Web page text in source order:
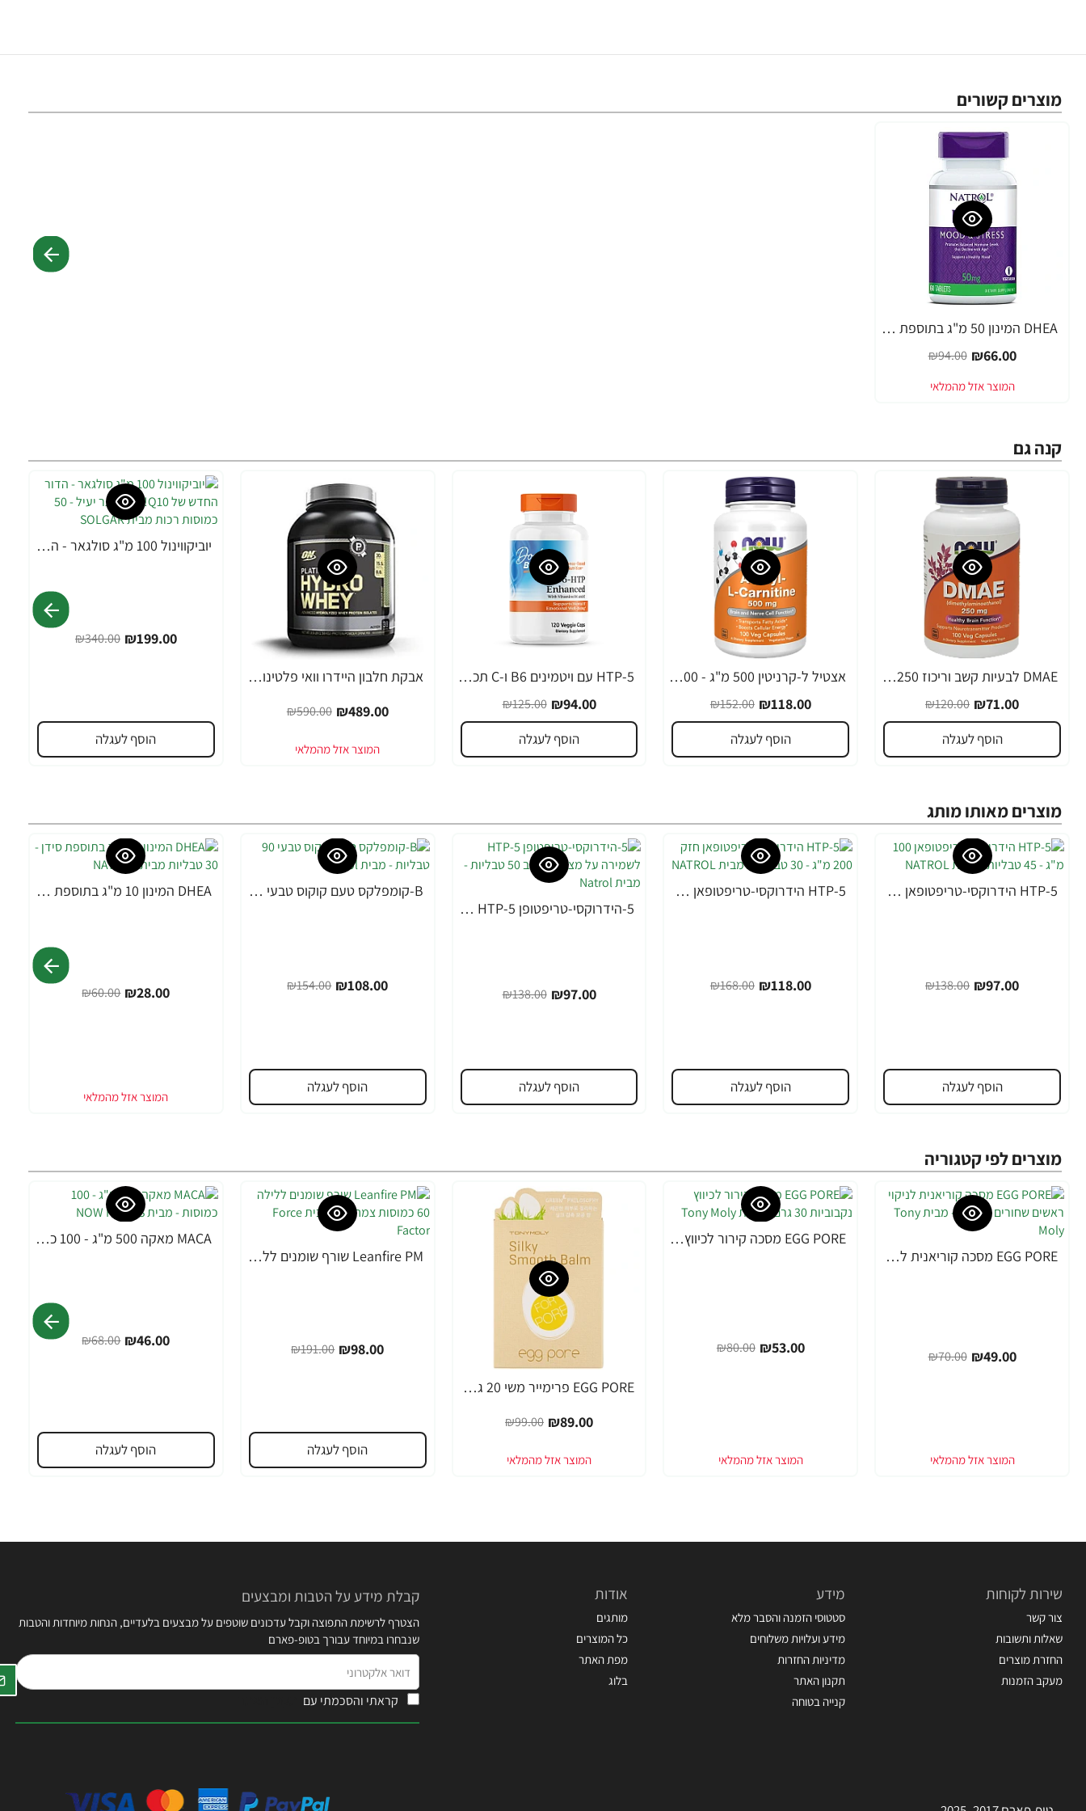
מוצרים קשורים
-30%
DHEA המינון 50 מ"ג בתוספת סידן - 60 טבליות מבית NATROL
₪66.00
₪94.00
קנה גם
-41%
DMAE לבעיות קשב וריכוז 250 מ"ג - 100 כמוסות מבית NOW FOODS
₪71.00
₪120.00
הוסף לעגלה
-22%
אצטיל ל-קרניטין 500 מ"ג - 100 כמוסות - מבית NOW FOODS
₪118.00
₪152.00
הוסף לעגלה
-25%
5-HTP עם ויטמינים B6 ו-C תכולה 120 כמוסות - מבית Doctor's best
₪94.00
₪125.00
הוסף לעגלה
-17%
אבקת חלבון היידרו וואי פלטינום אופטימום 1.59 ק"ג בטעם מהירות וניל - מבית Optimum Nutrition
₪489.00
₪590.00
-41% יוביקווינול 100 מ"ג סולגאר - הדור החדש של Q10! פי 6 יותר יעיל - 50 כמוסות רכות מבית SOLGAR
₪199.00
₪340.00
הוסף לעגלה
מוצרים מאותו מותג
-30% 5-HTP הידרוקסי-טריפטופאן 100 מ"ג - 45 טבליות - מבית NATROL
₪97.00
₪138.00
הוסף לעגלה
-30% 5-HTP הידרוקסי-טריפטופאן חזק 200 מ"ג - 30 טבליות - מבית NATROL
₪118.00
₪168.00
הוסף לעגלה
-30% 5-הידרוקסי-טריפטופן 5-HTP לשמירה על מצב רוח טוב 50 טבליות - מבית Natrol
₪97.00
₪138.00
הוסף לעגלה
-30% B-קומפלקס טעם קוקוס טבעי 90 טבליות - מבית Natrol
₪108.00
₪154.00
הוסף לעגלה
-53% DHEA המינון 10 מ"ג בתוספת סידן - 30 טבליות מבית NATROL
₪28.00
₪60.00
מוצרים לפי קטגוריה
-30% EGG PORE מסכה קוריאנית לניקוי ראשים שחורים 30 גרם - מבית Tony Moly
₪49.00
₪70.00
-34% EGG PORE מסכה קירור לכיווץ נקבוביות 30 גרם - מבית Tony Moly
₪53.00
₪80.00
-10%
EGG PORE פרימייר משי 20 גרם - מבית Tony Moly
₪89.00
₪99.00
-49% Leanfire PM שורף שומנים ללילה 60 כמוסות צמחיות - מבית Force Factor
₪98.00
₪191.00
הוסף לעגלה
-32% MACA מאקה 500 מ"ג - 100 כמוסות - מבית NOW FOODS
₪46.00
₪68.00
הוסף לעגלה
שירות לקוחות
צור קשר
שאלות ותשובות
החזרת מוצרים
מעקב הזמנות
מידע
סטטוסי הזמנה והסבר מלא
מידע ועלויות משלוחים
מדיניות החזרות
תקנון האתר
קנייה בטוחה
אודות
מותגים
כל המוצרים
מפת האתר
בלוג
קבלת מידע על הטבות ומבצעים
הצטרף לרשימת התפוצה וקבל עדכונים שוטפים על מבצעים בלעדיים, הנחות מיוחדות והטבות
שנבחרו במיוחד עבורך בטופ-פארם
אלקטרוני
קראתי והסכמתי עם